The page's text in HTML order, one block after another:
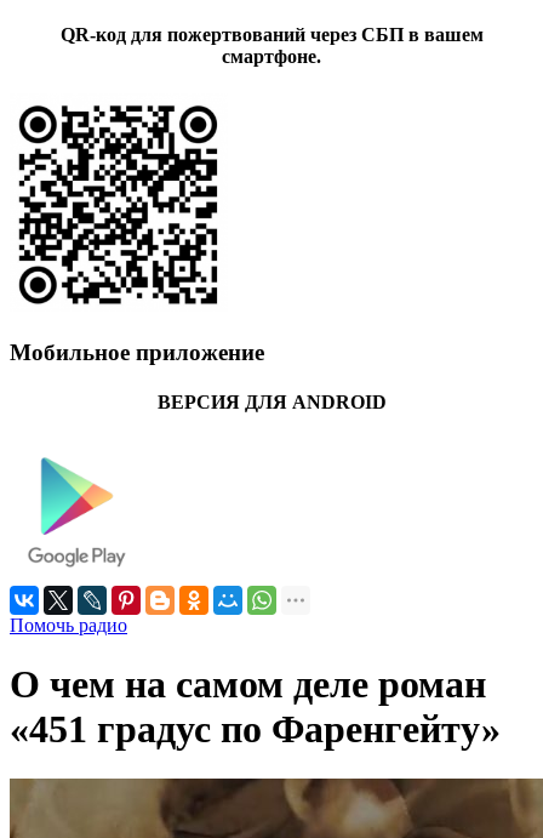
QR-код для пожертвований через СБП в вашем
смартфоне.
Мобильное приложение
ВЕРСИЯ ДЛЯ ANDROID
Помочь радио
О чем на самом деле роман
«451 градус по Фаренгейту»